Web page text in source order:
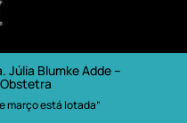
Júlia Blumke Adde –
março está lotada”